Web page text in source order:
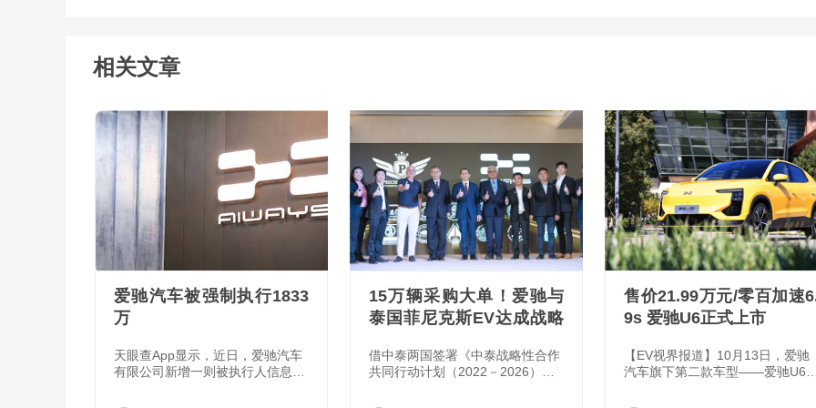
相关文章
爱驰汽车被强制执行1833
万
天眼查App显示，近日，爱驰汽车
有限公司新增一则被执行人信息，
南昌县人民法院。
15万辆采购大单！爱驰与
泰国菲尼克斯EV达成战略
借中泰两国签署《中泰战略性合作
共同行动计划（2022－2026）》
（APEC）2022年度会议之后中泰
售价21.99万元/零百加速
9s 爱驰U6正式上市
【EV视界报道】10月13日，爱驰
汽车旗下第二款车型——爱驰U6
声音特别版2款车型，售价均为21.